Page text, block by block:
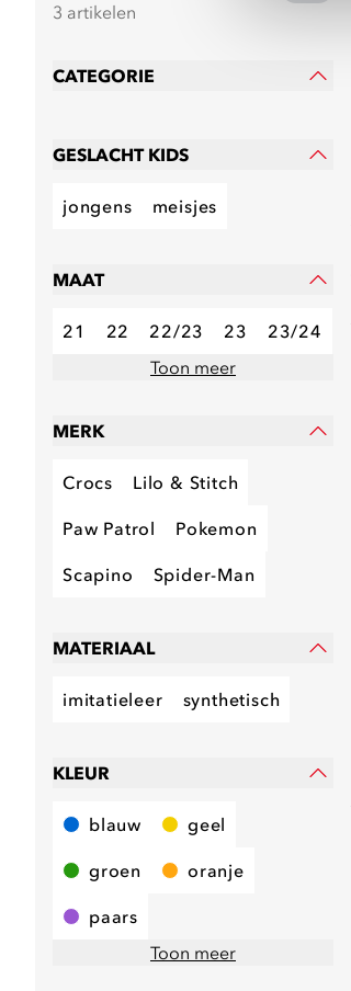
3 artikelen
CATEGORIE
GESLACHT KIDS
jongens meisjes
MAAT
21 22 22/23 23
23/24
Toon meer
MERK
Crocs Lilo & Stitch
Paw Patrol Pokemon
Scapino Spider-Man
MATERIAAL
imitatieleer synthetisch
KLEUR
blauw geel
groen oranje
paars
Toon meer